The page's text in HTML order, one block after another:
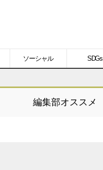
ソーシャル SDGs
編集部オススメ